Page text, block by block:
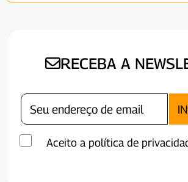
RECEBA A
Aceito a política de